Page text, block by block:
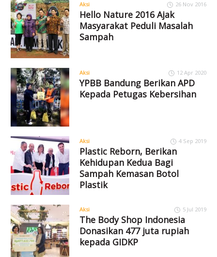
Aksi 26 Nov 2016
Hello Nature 2016 Ajak
Masyarakat Peduli Masalah
Sampah
Aksi 12 Apr 2020
YPBB Bandung Berikan APD
Kepada Petugas Kebersihan
Aksi 4 Sep 2019
Plastic Reborn, Berikan
Kehidupan Kedua Bagi
Sampah Kemasan Botol
Plastik
Aksi 5 Jul 2019
The Body Shop Indonesia
Donasikan 477 juta rupiah
kepada GIDKP